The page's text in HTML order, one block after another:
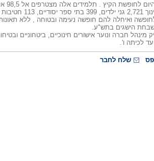
211,400
ואיחלה להם חופשה נעימה ובטוחה , ללא
הישגים בתש"ע.
חברה ונוער אישורים חינוכיים, ביטחוניים
לכיתה ו'.
שלח לחבר